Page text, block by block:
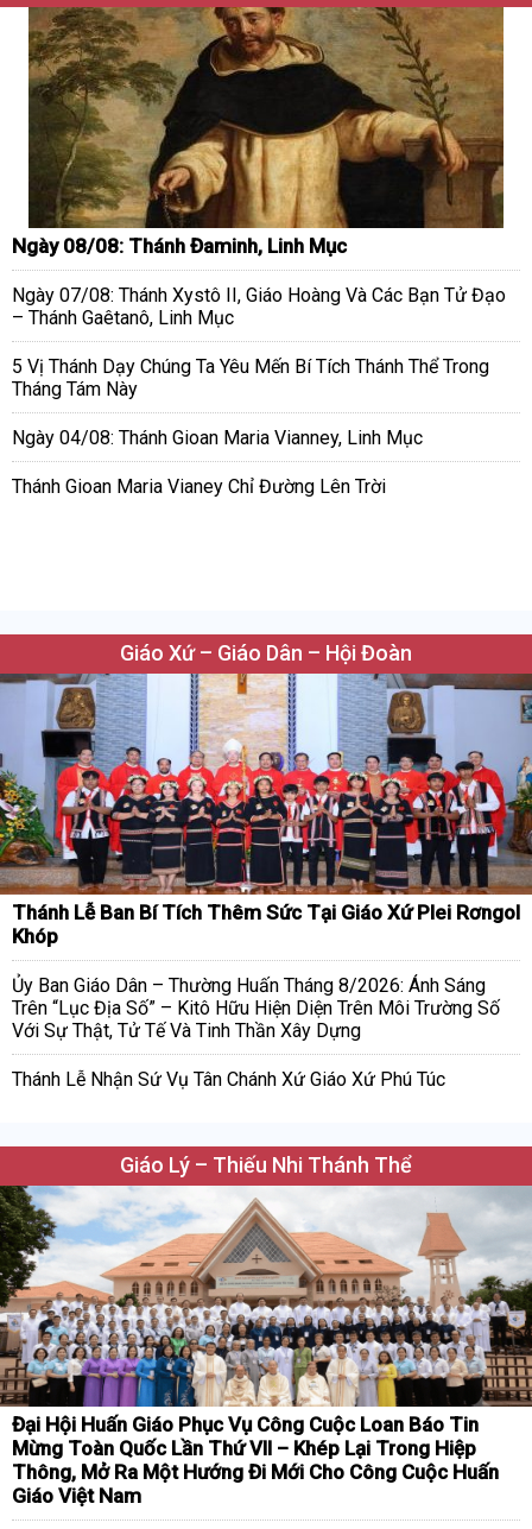
Ngày 08/08: Thánh Đaminh, Linh Mục
Ngày 07/08: Thánh Xystô II, Giáo Hoàng Và Các Bạn Tử Đạo
– Thánh Gaêtanô, Linh Mục
5 Vị Thánh Dạy Chúng Ta Yêu Mến Bí Tích Thánh Thể Trong
Tháng Tám Này
Ngày 04/08: Thánh Gioan Maria Vianney, Linh Mục
Thánh Gioan Maria Vianey Chỉ Đường Lên Trời
Giáo Xứ – Giáo Dân – Hội Đoàn
Thánh Lễ Ban Bí Tích Thêm Sức Tại Giáo Xứ Plei Rơngol
Khóp
Ủy Ban Giáo Dân – Thường Huấn Tháng 8/2026: Ánh Sáng
Trên “Lục Địa Số” – Kitô Hữu Hiện Diện Trên Môi Trường Số
Với Sự Thật, Tử Tế Và Tinh Thần Xây Dựng
Thánh Lễ Nhận Sứ Vụ Tân Chánh Xứ Giáo Xứ Phú Túc
Giáo Lý – Thiếu Nhi Thánh Thể
Đại Hội Huấn Giáo Phục Vụ Công Cuộc Loan Báo Tin
Mừng Toàn Quốc Lần Thứ VII – Khép Lại Trong Hiệp
Thông, Mở Ra Một Hướng Đi Mới Cho Công Cuộc Huấn
Giáo Việt Nam